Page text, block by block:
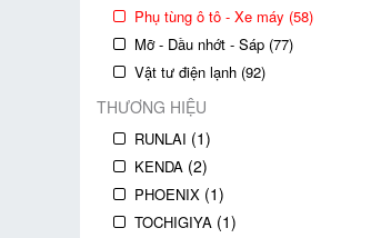
Phụ tùng ô tô - Xe máy (58)
Mỡ - Dầu nhớt - Sáp (77)
Vật tư điện lạnh (92)
THƯƠNG HIỆU
RUNLAI (1)
KENDA (2)
PHOENIX (1)
TOCHIGIYA (1)